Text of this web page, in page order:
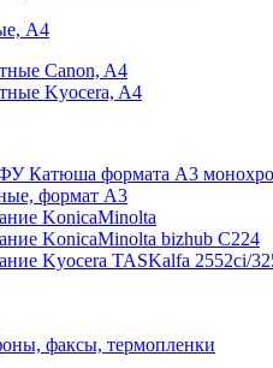
А4
Canon, A4
Kyocera, A4
Катюша формата А3
формат А3
KonicaMinolta
KonicaMinolta bizhub C224
Kyocera TASKalfa 2552ci/
факсы, термопленки